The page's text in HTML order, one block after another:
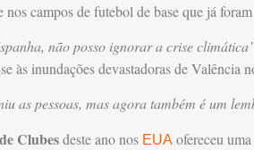
campos de futebol de base que já
não posso ignorar a crise
às inundações devastadoras de Valência
as pessoas, mas agora também é um
Clubesdeste ano nos EUA ofereceu